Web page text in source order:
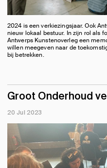
2024 is een verkiezingsjaar. Ook
nieuw lokaal bestuur. In zijn rol als
Antwerps Kunstenoverleg een
willen meegeven naar de
bij betrekken.
Groot Onderhoud
20 Jul 2023